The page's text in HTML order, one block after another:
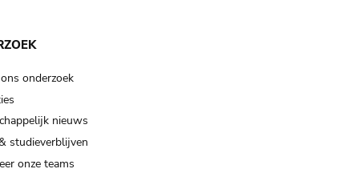
onderzoek
nieuws
studieverblijven
onze teams